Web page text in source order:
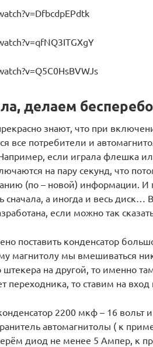
делаем
знают, что при
все потребители и
если играла флешка
на пару секунд, что
(по – новой) информации.
сначала, а иногда и весь
если можно так
поставить конденсатор
магнитолу мы вмешиваться
штекера на другой, то именно
переходника, то ставим на
2200 мкф – 16 вольт
автомагнитолы ( к
диод не менее 5 Ампер, к